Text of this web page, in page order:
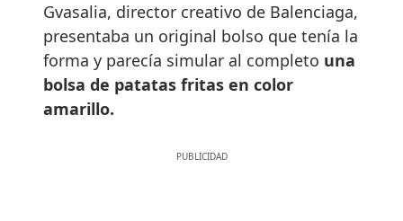
Gvasalia, director creativo de Balenciaga,
presentaba un original bolso que tenía la
forma y parecía simular al completo una
bolsa de patatas fritas en color
amarillo.